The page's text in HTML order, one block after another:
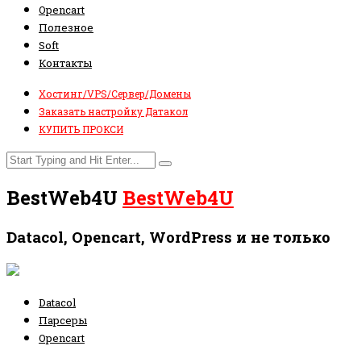
Opencart
Полезное
Soft
Контакты
Хостинг/VPS/Сервер/Домены
Заказать настройку Датакол
КУПИТЬ ПРОКСИ
BestWeb4U BestWeb4U
Datacol, Opencart, WordPress и не только
Datacol
Парсеры
Opencart